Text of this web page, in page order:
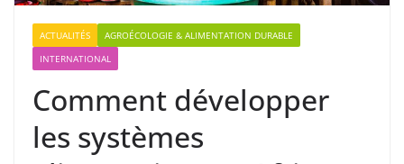
ACTUALITÉS
AGROÉCOLOGIE & ALIMENTATION DURABLE
INTERNATIONAL
Comment développer
les systèmes